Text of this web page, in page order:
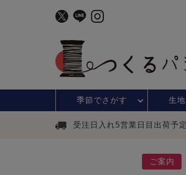
季節でさがす 生
受注日入れ5営業日目出荷予
ご案内